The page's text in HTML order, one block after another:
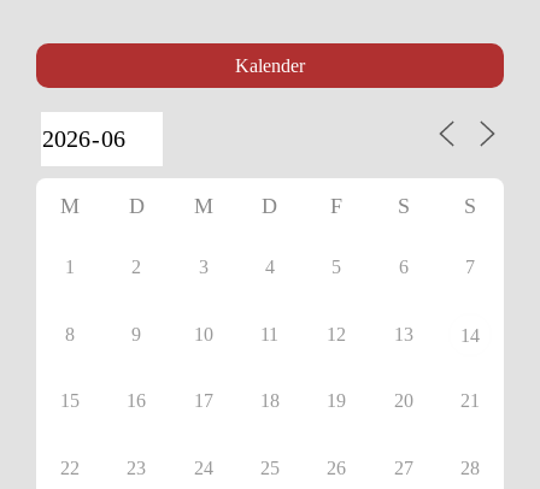
Kalender
M D M D F S S
1 2 3 4 5 6 7
8 9 10 11 12 13 14
15 16 17 18 19 20 21
22 23 24 25 26 27 28